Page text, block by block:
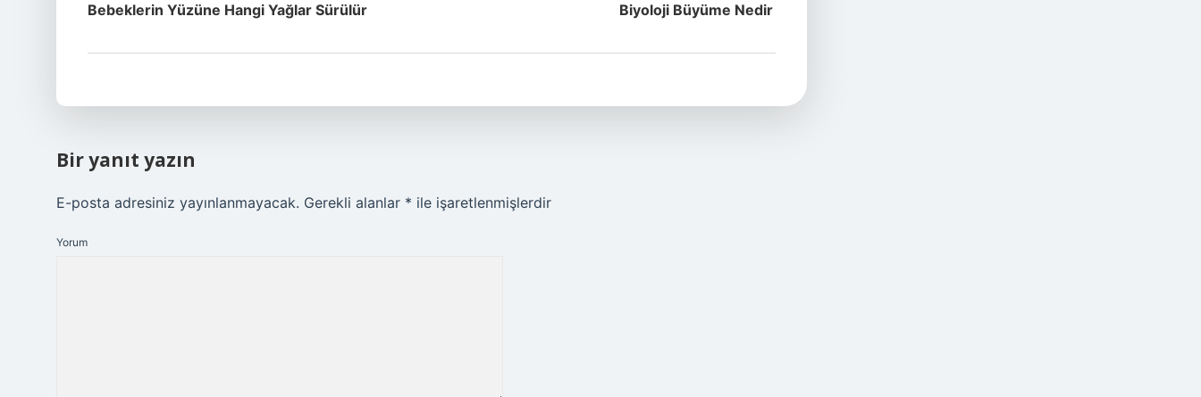
Bebeklerin Yüzüne Hangi Yağlar Sürülür Biyoloji Büyüme Nedir
Bir yanıt yazın
E-posta adresiniz yayınlanmayacak. Gerekli alanlar * ile işaretlenmişlerdir
Yorum